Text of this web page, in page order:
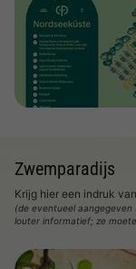
Zwemparadijs
Krijg hier een indruk
(de eventueel aangegeven
louter informatief; ze